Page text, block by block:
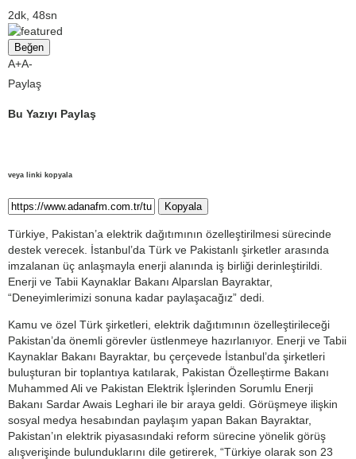
2dk, 48sn
Beğen
A+A-
Paylaş
Bu Yazıyı Paylaş
veya linki kopyala
Kopyala
Türkiye, Pakistan’a elektrik dağıtımının özelleştirilmesi sürecinde
destek verecek. İstanbul’da Türk ve Pakistanlı şirketler arasında
imzalanan üç anlaşmayla enerji alanında iş birliği derinleştirildi.
Enerji ve Tabii Kaynaklar Bakanı Alparslan Bayraktar,
“Deneyimlerimizi sonuna kadar paylaşacağız” dedi.
Kamu ve özel Türk şirketleri, elektrik dağıtımının özelleştirileceği
Pakistan’da önemli görevler üstlenmeye hazırlanıyor. Enerji ve Tabii
Kaynaklar Bakanı Bayraktar, bu çerçevede İstanbul’da şirketleri
buluşturan bir toplantıya katılarak, Pakistan Özelleştirme Bakanı
Muhammed Ali ve Pakistan Elektrik İşlerinden Sorumlu Enerji
Bakanı Sardar Awais Leghari ile bir araya geldi. Görüşmeye ilişkin
sosyal medya hesabından paylaşım yapan Bakan Bayraktar,
Pakistan’ın elektrik piyasasındaki reform sürecine yönelik görüş
alışverişinde bulunduklarını dile getirerek, “Türkiye olarak son 23